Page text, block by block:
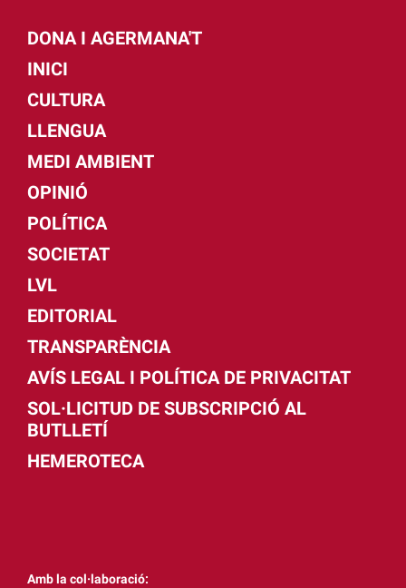
DONA I AGERMANA'T
INICI
CULTURA
LLENGUA
MEDI AMBIENT
OPINIÓ
POLÍTICA
SOCIETAT
LVL
EDITORIAL
TRANSPARÈNCIA
AVÍS LEGAL I POLÍTICA DE PRIVACITAT
SOL·LICITUD DE SUBSCRIPCIÓ AL
BUTLLETÍ
HEMEROTECA
Amb la col·laboració: